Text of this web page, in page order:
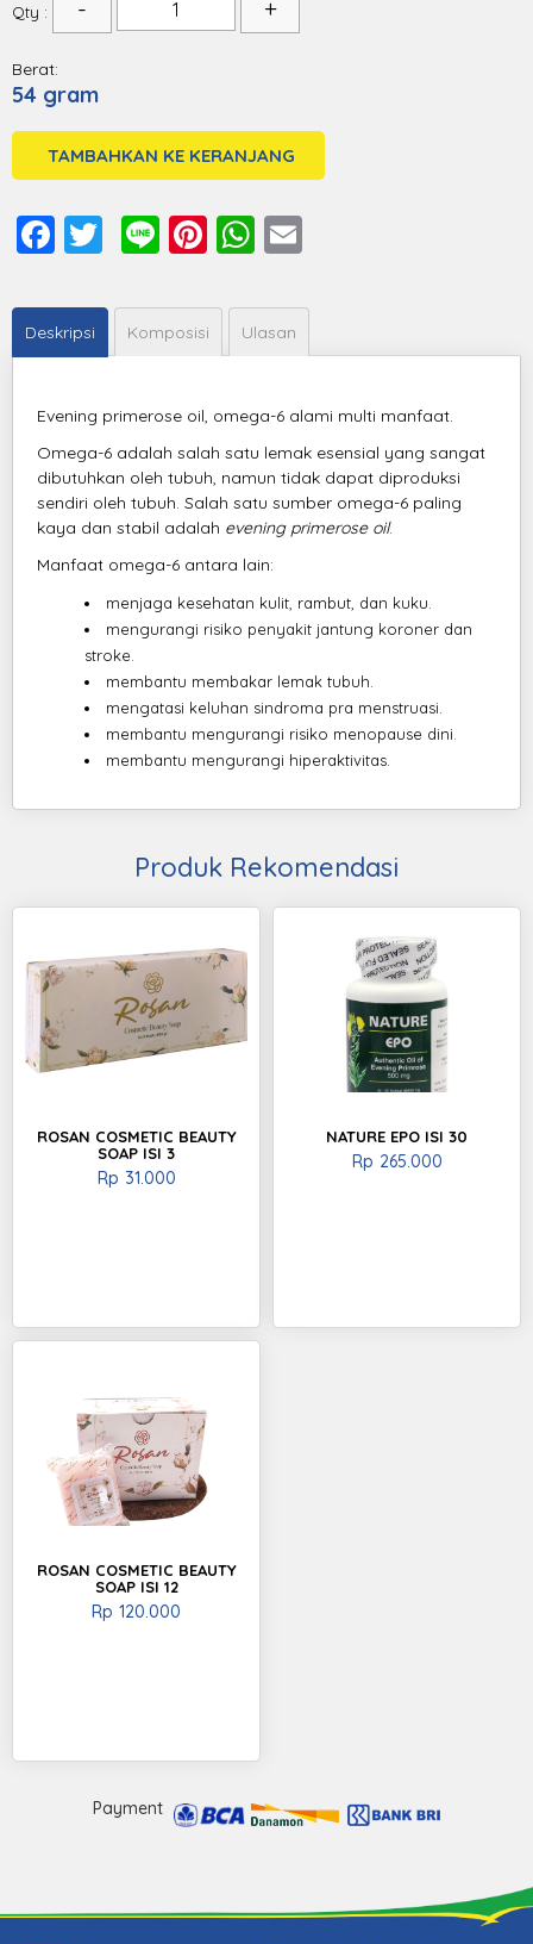
Qty :
Berat:
54 gram
TAMBAHKAN KE KERANJANG
Facebook
Twitter
LinePinterest
WhatsApp
Deskripsi Komposisi Ulasan
Evening primerose oil, omega-6 alami multi manfaat.
Omega-6 adalah salah satu lemak esensial yang sangat
dibutuhkan oleh tubuh, namun tidak dapat diproduksi
sendiri oleh tubuh. Salah satu sumber omega-6 paling
kaya dan stabil adalah evening primerose oil.
Manfaat omega-6 antara lain:
menjaga kesehatan kulit, rambut, dan kuku.
mengurangi risiko penyakit jantung koroner dan
stroke.
membantu membakar lemak tubuh.
mengatasi keluhan sindroma pra menstruasi.
membantu mengurangi risiko menopause dini.
membantu mengurangi hiperaktivitas.
Produk Rekomendasi
ROSAN COSMETIC BEAUTY
SOAP ISI 3
Rp 31.000
NATURE EPO ISI 30
Rp 265.000
ROSAN COSMETIC BEAUTY
SOAP ISI 12
Rp 120.000
Payment